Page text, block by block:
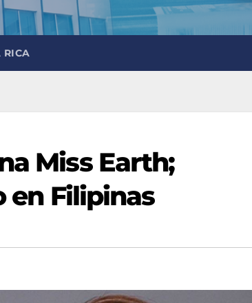
RICA
Miss Earth;
en Filipinas